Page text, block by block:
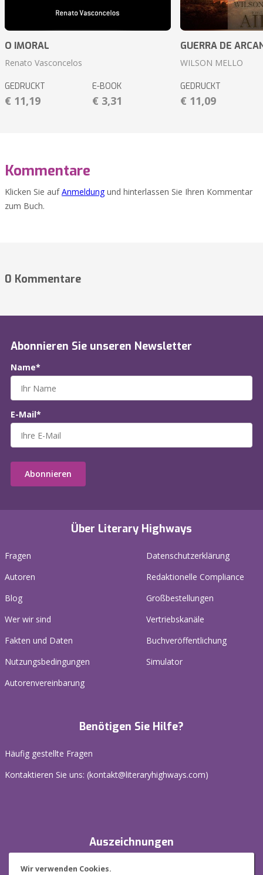
Wir verwenden Cookies.
O IMORAL
Renato Vasconcelos
GEDRUCKT
€ 11,19
E-BOOK
€ 3,31
GUERRA DE
WILSON MELLO
GEDRUCKT
€ 11,09
Kommentare
Klicken Sie aufAnmeldungund hinterlassen Sie Ihren Kommentar
zum Buch.
0 Kommentare
Über Literary Highways
Fragen
Autoren
Blog
Wer wir sind
Fakten und Daten
Nutzungsbedingungen
Autorenvereinbarung
Datenschutzerklärung
Redaktionelle Compliance
Großbestellungen
Vertriebskanäle
Buchveröffentlichung
Simulator
Benötigen Sie Hilfe?
Häufig gestellte Fragen
Kontaktieren Sie uns: (kontakt@literaryhighways.com)
Auszeichnungen
Abonnieren Sie unseren Newsletter
Name*
E-Mail*
Abonnieren